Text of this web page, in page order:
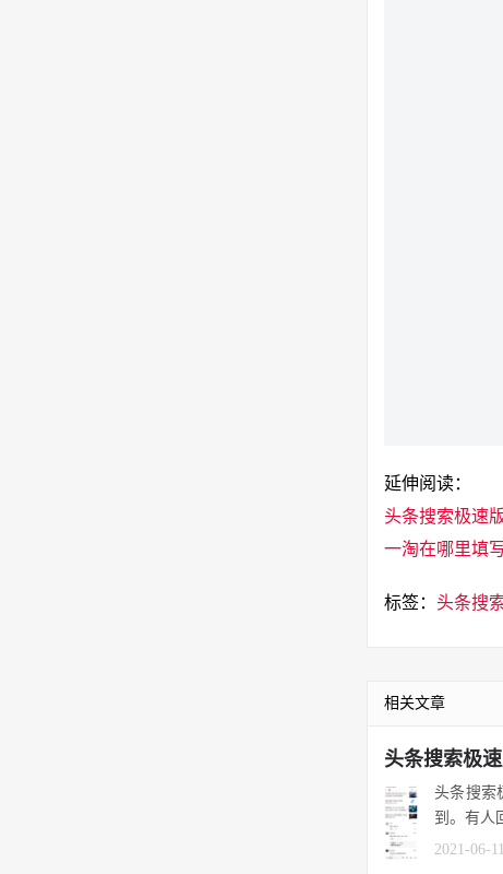
延伸阅读：
头条搜索极速
一淘在哪里填
标签： 头条搜
相关文章
头条搜索极
头条搜索
到。有人
2021-06-11